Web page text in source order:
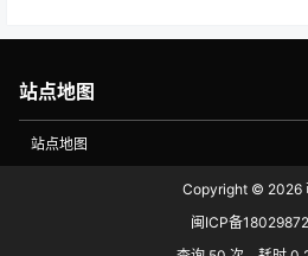
站点地图
站点地图
Copyright © 2026
闽ICP备